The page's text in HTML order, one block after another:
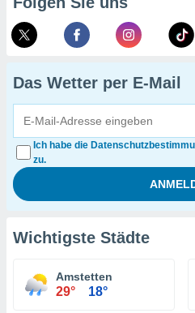
Das Wetter per E-Mail
Ich habe die
zu.
Wichtigste Städte
Amstetten
29° 18°